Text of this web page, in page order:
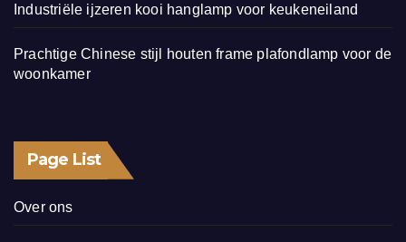
Industriële ijzeren kooi hanglamp voor keukeneiland
Prachtige Chinese stijl houten frame plafondlamp voor de
woonkamer
Page List
Over ons